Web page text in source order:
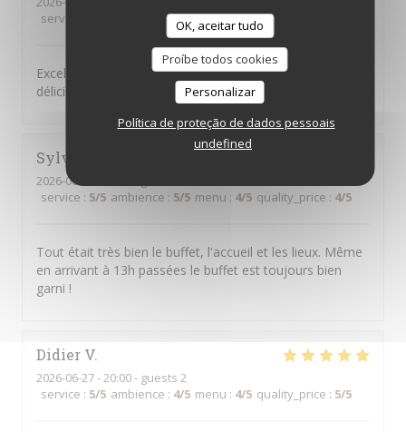
OK, aceitar tudo
Proíbe todos cookies
Personalizar
Política de proteção de dados pessoais
undefined
service
:5/5 menu:5/5 quality_price
Excellent acceuil, service impeccable et nourriture
délicieuse. Nous avons apprécié le repas en famille.
Sylvie
2026-06-30
service : 5/5 ambience : 5/5 menu : 4/5 quality_price : 4/5
Tout était très bien le buffet, l'accueil et les lieux. Même
en arrivant à 13h passées le buffet est toujours bien
garni !
Didier V
2026-06-27- 20:00 - guests 2
service : 5/5 ambience : 4/5 menu : 4/5 quality_price : 5/5